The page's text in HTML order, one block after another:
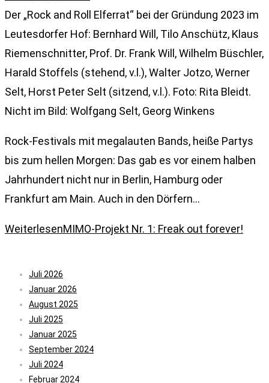
Der „Rock and Roll Elferrat“ bei der Gründung 2023 im
Leutesdorfer Hof: Bernhard Will, Tilo Anschütz, Klaus
Riemenschnitter, Prof. Dr. Frank Will, Wilhelm Büschler,
Harald Stoffels (stehend, v.l.), Walter Jotzo, Werner
Selt, Horst Peter Selt (sitzend, v.l.). Foto: Rita Bleidt.
Nicht im Bild: Wolfgang Selt, Georg Winkens
Rock-Festivals mit megalauten Bands, heiße Partys
bis zum hellen Morgen: Das gab es vor einem halben
Jahrhundert nicht nur in Berlin, Hamburg oder
Frankfurt am Main. Auch in den Dörfern…
WeiterlesenMIMO-Projekt Nr. 1: Freak out forever!
Juli 2026
Januar 2026
August 2025
Juli 2025
Januar 2025
September 2024
Juli 2024
Februar 2024